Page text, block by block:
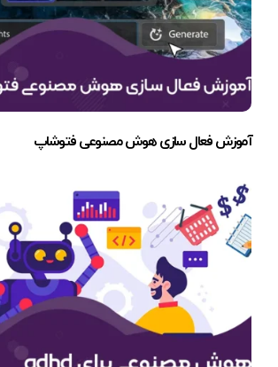
آموزش فعال سازی هوش مصنوعی فتوشاپ